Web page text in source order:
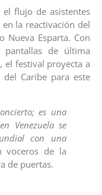
flujo de asistentes
la reactivación del
Nueva Esparta. Con
pantallas de última
el festival proyecta a
Caribe para este
es una
Venezuela se
con una
voceros de la
de puertas.